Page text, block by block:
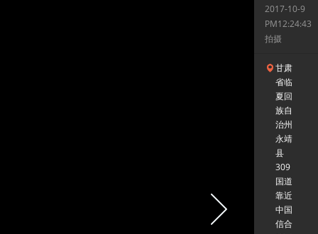
2017-10-9
PM12:24:43
拍摄
甘肃
省临
夏回
族自
治州
永靖
县
309
国道
靠近
中国
信合